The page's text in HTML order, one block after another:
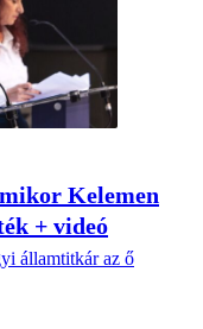
Kelemen
+ videó
államtitkár az ő